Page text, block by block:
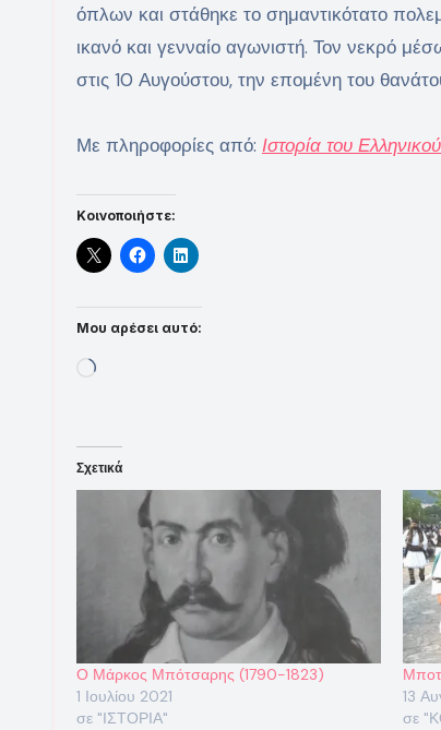
όπλων και στάθηκε το σημαντικότατο
ικανό και γενναίο αγωνιστή. Τον νεκρό
στις 10 Αυγούστου, την επομένη του
Με πληροφορίες από: Ιστορία του
Κοινοποιήστε:
Μου αρέσει αυτό:
Loading…
Σχετικά
Ο Μάρκος Μπότσαρης (1790-1823)
1 Ιουλίου 2021
σε "ΙΣΤΟΡΙΑ"
13
σε